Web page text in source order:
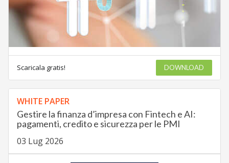
Scaricala gratis! DOWNLOAD
WHITE PAPER
Gestire la finanza d’impresa con Fintech e AI:
pagamenti, credito e sicurezza per le PMI
03 Lug 2026